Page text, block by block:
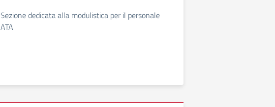
Sezione dedicata alla modulistica per il personale
ATA